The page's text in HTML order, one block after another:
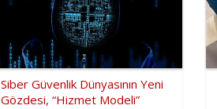
Siber Güvenlik Dünyasının Yeni
Gözdesi, “Hizmet Modeli”